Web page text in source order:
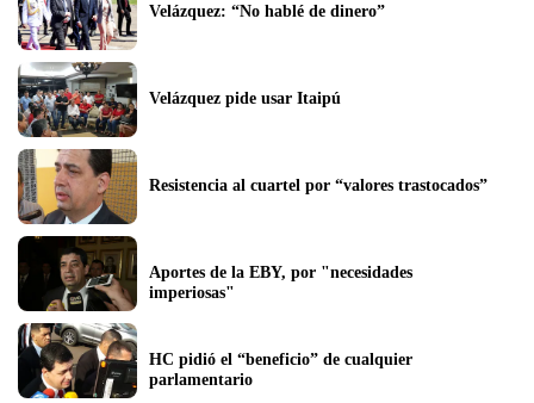
Velázquez: “No hablé de dinero”
Velázquez pide usar Itaipú
Resistencia al cuartel por “valores trastocados”
Aportes de la EBY, por "necesidades
imperiosas"
HC pidió el “beneficio” de cualquier
parlamentario